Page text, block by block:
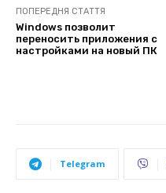
ПОПЕРЕДНЯ СТАТТЯ
Windows позволит
переносить приложения с
настройками на новый ПК
Telegram